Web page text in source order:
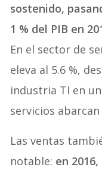
sostenido,
1 % del PIB en
En el sector de
eleva al 5.6 %,
industria TI en
servicios abarcan
Las ventas
notable: en